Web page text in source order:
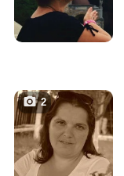
2